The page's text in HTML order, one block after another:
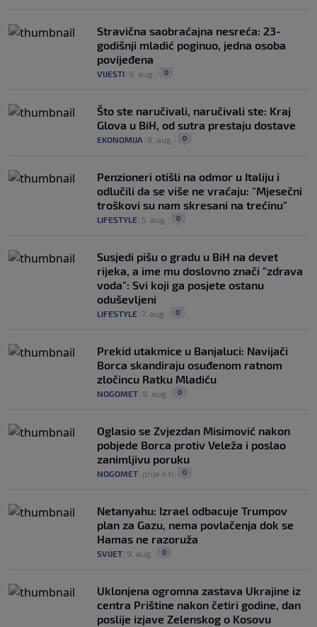
Stravična saobraćajna nesreća: 23-
godišnji mladić poginuo, jedna osoba
povijeđena
VIJESTI 9. aug. 0
Što ste naručivali, naručivali ste: Kraj
Glova u BiH, od sutra prestaju dostave
EKONOMIJA 9. aug. 0
Penzioneri otišli na odmor u Italiju i
odlučili da se više ne vraćaju: "Mjesečni
troškovi su nam skresani na trećinu"
LIFESTYLE 5. aug. 0
Susjedi pišu o gradu u BiH na devet
rijeka, a ime mu doslovno znači "zdrava
voda": Svi koji ga posjete ostanu
oduševljeni
LIFESTYLE 7. aug. 0
Prekid utakmice u Banjaluci: Navijači
Borca skandiraju osuđenom ratnom
zločincu Ratku Mladiću
NOGOMET 9. aug. 0
Oglasio se Zvjezdan Misimović nakon
pobjede Borca protiv Veleža i poslao
zanimljivu poruku
NOGOMET prije 4 h 0
Netanyahu: Izrael odbacuje Trumpov
plan za Gazu, nema povlačenja dok se
Hamas ne razoruža
SVIJET 9. aug. 0
Uklonjena ogromna zastava Ukrajine iz
centra Prištine nakon četiri godine, dan
poslije izjave Zelenskog o Kosovu